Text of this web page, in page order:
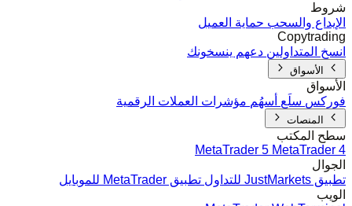
شروط
الإيداع والسحب حماية العميل
Copytrading
انسخ المتداولين دعهم ينسخونك
الأسواق
الأسواق
فوركس سلَع أسهُم مؤشرات العملات الرقمية
المنصات
سطح المكتب
MetaTrader 5 MetaTrader 4
الجوال
تطبيق JustMarkets للتداول
تطبيق MetaTrader للموبايل
الويب